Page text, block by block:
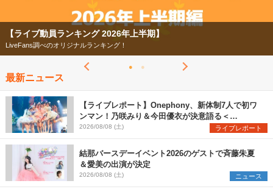
【フェス特集2026】
今年もフェスの季節がやってきた！
最新ニュース
【ライブレポート】Onephony、新体制7人で初ワ
ンマン！乃咲みり＆今田優衣が決意語る＜
Onephony新体制1st Oneman Live はじまりの夏
＞
2026/08/08 (土) ライブレポート
結那バースデーイベント2026のゲストで斉藤朱夏
＆愛美の出演が決定
2026/08/08 (土) ニュース